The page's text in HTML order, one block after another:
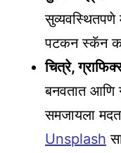
सुव्यवस्थितपणे
पटकन स्कॅन
चित्रे,
बनवतात आणि
समजायला
Unsplash